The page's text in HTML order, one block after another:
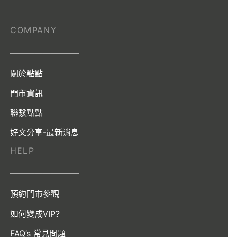
HELP
————————–
預約門市參觀
如何變成VIP?
FAQ’s 常見問題
COMPANY
————————–
關於點點
門市資訊
聯繫點點
好文分享-最新消息